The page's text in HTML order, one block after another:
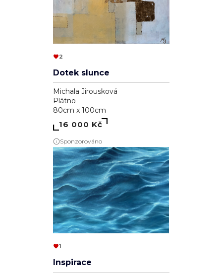
2
Dotek slunce
Michala Jirousková
Plátno
80cm x 100cm
16 000 Kč
Sponzorováno
1
Inspirace